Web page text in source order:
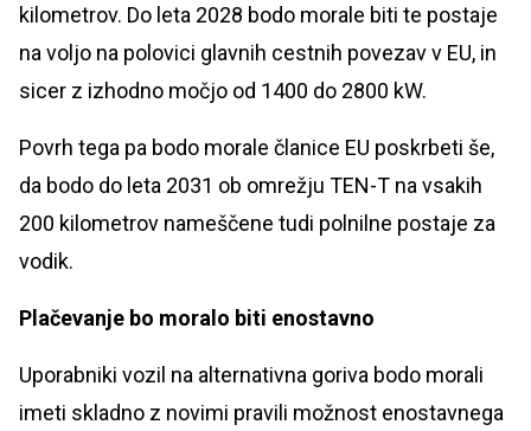
kilometrov. Do leta 2028 bodo morale biti te postaje
na voljo na polovici glavnih cestnih povezav v EU, in
sicer z izhodno močjo od 1400 do 2800 kW.
Povrh tega pa bodo morale članice EU poskrbeti še,
da bodo do leta 2031 ob omrežju TEN-T na vsakih
200 kilometrov nameščene tudi polnilne postaje za
vodik.
Plačevanje bo moralo biti enostavno
Uporabniki vozil na alternativna goriva bodo morali
imeti skladno z novimi pravili možnost enostavnega